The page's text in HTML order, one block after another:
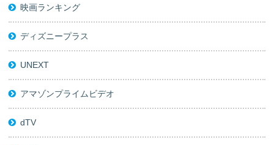
映画ランキング
ディズニープラス
UNEXT
アマゾンプライムビデオ
dTV